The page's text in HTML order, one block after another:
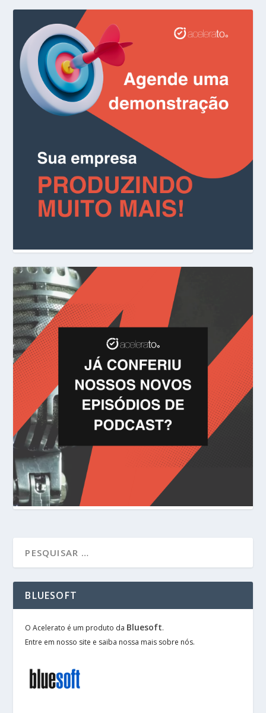
BLUESOFT
O Acelerato é um produto da Bluesoft.
Entre em nosso site e saiba nossa mais sobre nós.